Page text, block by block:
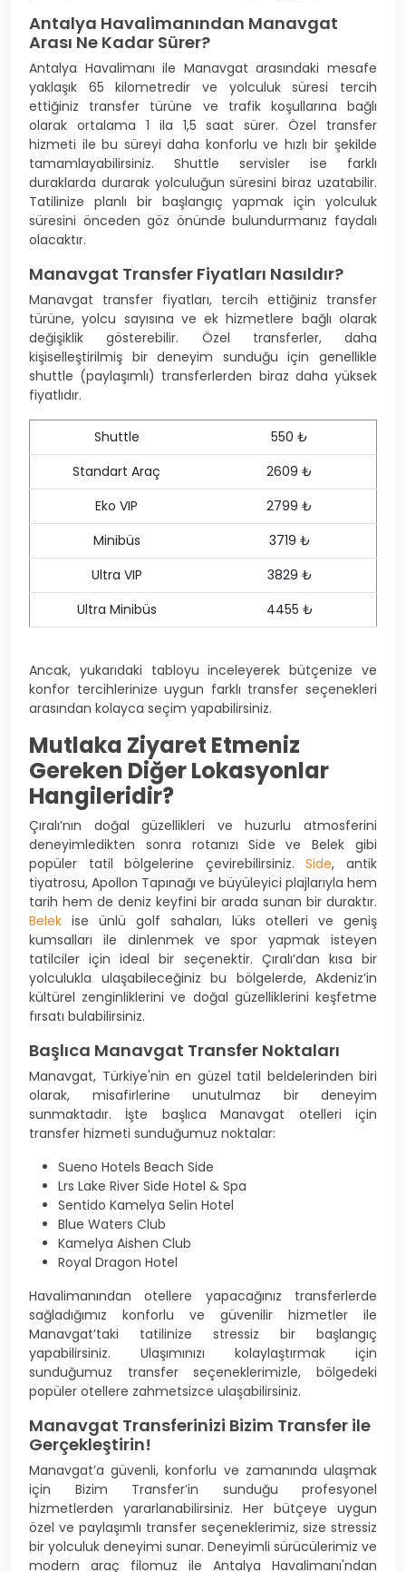
Antalya Havalimanından Manavgat
Arası Ne Kadar Sürer?
Antalya Havalimanı ile Manavgat arasındaki mesafe
yaklaşık 65 kilometredir ve yolculuk süresi tercih
ettiğiniz transfer türüne ve trafik koşullarına bağlı
olarak ortalama 1 ila 1,5 saat sürer. Özel transfer
hizmeti ile bu süreyi daha konforlu ve hızlı bir şekilde
tamamlayabilirsiniz. Shuttle servisler ise farklı
duraklarda durarak yolculuğun süresini biraz uzatabilir.
Tatilinize planlı bir başlangıç yapmak için yolculuk
süresini önceden göz önünde bulundurmanız faydalı
olacaktır.
Manavgat Transfer Fiyatları Nasıldır?
Manavgat transfer fiyatları, tercih ettiğiniz transfer
türüne, yolcu sayısına ve ek hizmetlere bağlı olarak
değişiklik gösterebilir. Özel transferler, daha
kişiselleştirilmiş bir deneyim sunduğu için genellikle
shuttle (paylaşımlı) transferlerden biraz daha yüksek
fiyatlıdır.
Shuttle
550 ₺
Standart Araç
2609 ₺
Eko VIP
2799 ₺
Minibüs
3719 ₺
Ultra VIP
3829 ₺
Ultra Minibüs
4455 ₺
Ancak, yukarıdaki tabloyu inceleyerek bütçenize ve
konfor tercihlerinize uygun farklı transfer seçenekleri
arasından kolayca seçim yapabilirsiniz.
Mutlaka Ziyaret Etmeniz
Gereken Diğer Lokasyonlar
Hangileridir?
Çıralı’nın doğal güzellikleri ve huzurlu atmosferini
deneyimledikten sonra rotanızı Side ve Belek gibi
popüler tatil bölgelerine çevirebilirsiniz.Side, antik
tiyatrosu, Apollon Tapınağı ve büyüleyici plajlarıyla hem
tarih hem de deniz keyfini bir arada sunan bir duraktır.
Belek ise ünlü golf sahaları, lüks otelleri ve geniş
kumsalları ile dinlenmek ve spor yapmak isteyen
tatilciler için ideal bir seçenektir. Çıralı’dan kısa bir
yolculukla ulaşabileceğiniz bu bölgelerde, Akdeniz’in
kültürel zenginliklerini ve doğal güzelliklerini keşfetme
fırsatı bulabilirsiniz.
Başlıca Manavgat Transfer Noktaları
Manavgat, Türkiye'nin en güzel tatil beldelerinden biri
olarak, misafirlerine unutulmaz bir deneyim
sunmaktadır. İşte başlıca Manavgat otelleri için
transfer hizmeti sunduğumuz noktalar:
Sueno Hotels Beach Side
Lrs Lake River Side Hotel & Spa
Sentido Kamelya Selin Hotel
Blue Waters Club
Kamelya Aishen Club
Royal Dragon Hotel
Havalimanından otellere yapacağınız transferlerde
sağladığımız konforlu ve güvenilir hizmetler ile
Manavgat’taki tatilinize stressiz bir başlangıç
yapabilirsiniz. Ulaşımınızı kolaylaştırmak için
sunduğumuz transfer seçeneklerimizle, bölgedeki
popüler otellere zahmetsizce ulaşabilirsiniz.
Manavgat Transferinizi Bizim Transfer ile
Gerçekleştirin!
Manavgat’a güvenli, konforlu ve zamanında ulaşmak
için Bizim Transfer’in sunduğu profesyonel
hizmetlerden yararlanabilirsiniz. Her bütçeye uygun
özel ve paylaşımlı transfer seçeneklerimiz, size stressiz
bir yolculuk deneyimi sunar. Deneyimli sürücülerimiz ve
modern araç filomuz ile Antalya Havalimanı'ndan